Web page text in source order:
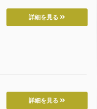
詳細を見る
詳細を見る